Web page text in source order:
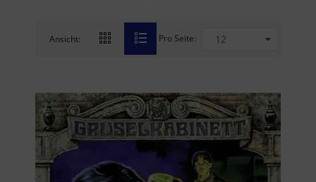
Ansicht: Pro Seite: